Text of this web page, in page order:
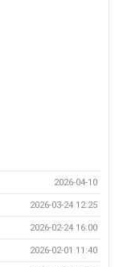
2026-04-10
2026-03-24 12:25
2026-02-24 16:00
2026-02-01 11:40